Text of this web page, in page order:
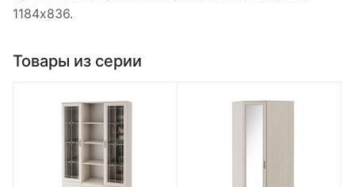
1184x836.
Товары из серии